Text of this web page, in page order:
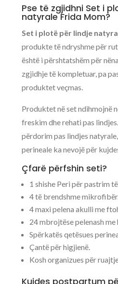
Pse të zgjidhni Set i
natyrale Frida Mom?
Set i plotë për lindje
produkte të ndryshme për
është i përshtatshëm për
zgjidhje të kompletuar, pa
produktet veçmas.
Produktet në set ndihmojnë
freskim dhe rehati pas
përdorim pas lindjes
perineale ka nevojë për
Çfarë përfshin seti?
1 shishe Peri për pastrim
4 të brendshme
4 maxi pelena akulli me
24 mbrojtëse pelenash me
Spërkatës qetësues
Çantë për higjienë.
Kosh organizues për
Kujdes postpartum